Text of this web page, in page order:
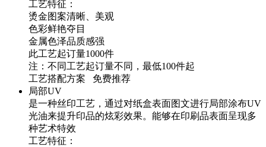
工艺特征：
烫金图案清晰、美观
色彩鲜艳夺目
金属色泽品质感强
此工艺起订量1000件
注：不同工艺起订量不同，最低100件起
工艺搭配方案 免费推荐
局部UV
是一种丝印工艺，通过对纸盒表面图文进行局部涂布UV
光油来提升印品的炫彩效果。能够在印刷品表面呈现多
种艺术特效
工艺特征：